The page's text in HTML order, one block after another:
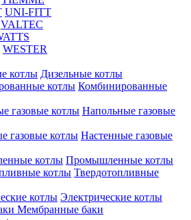
UNI-FITT
VALTEC
WESTER
Дизельные котлы
Комбинированные
Напольные газовые
Настенные газовые
Промышленные котлы
Твердотопливные
Электрические котлы
Мембранные баки